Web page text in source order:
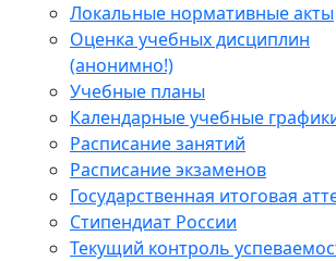
Локальные нормативные акты
Оценка учебных дисциплин
(анонимно!)
Учебные планы
Календарные учебные
Расписание занятий
Расписание экзаменов
Государственная итоговая
Стипендиат России
Текущий контроль